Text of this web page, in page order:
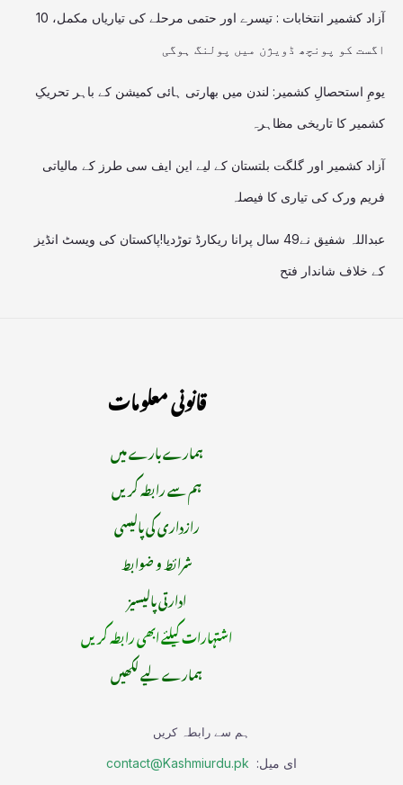
آزاد کشمیر انتخابات : تیسرے اور حتمی مرحلے کی تیاریاں مکمل، 10
اگست کو پونچھ ڈویژن میں پولنگ ہوگی
یومِ استحصالِ کشمیر: لندن میں بھارتی ہائی کمیشن کے باہر تحریکِ
کشمیر کا تاریخی مظاہرہ
آزاد کشمیر اور گلگت بلتستان کے لیے این ایف سی طرز کے مالیاتی
فریم ورک کی تیاری کا فیصلہ
عبداللہ شفیق نے49 سال پرانا ریکارڈ توڑدیا!پاکستان کی ویسٹ انڈیز
کے خلاف شاندار فتح
قانونی معلومات
ہمارے بارے میں
ہم سے رابطہ کریں
رازداری کی پالیسی
شرائط و ضوابط
ادارتی پالیسیز
اشتہارات کیلئے ابھی رابطہ کریں
ہمارے لیے لکھیں
ہم سے رابطہ کریں
ای میل: contact@Kashmiurdu.pk